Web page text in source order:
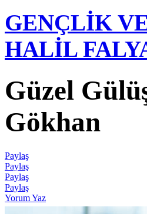
GENÇLİK
HALİL
Güzel
Gökhan
Paylaş
Paylaş
Paylaş
Paylaş
Yorum Yaz